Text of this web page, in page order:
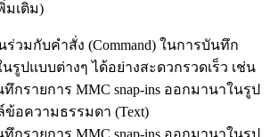
มเติม)
ร่วมกับคำสั่ง (Command) ในการบันทึก
รูปแบบต่างๆ ได้อย่างสะดวกรวดเร็ว เช่น
ทึกรายการ MMC snap-ins ออกมานาในรูป
ข้อความธรรมดา (Text)